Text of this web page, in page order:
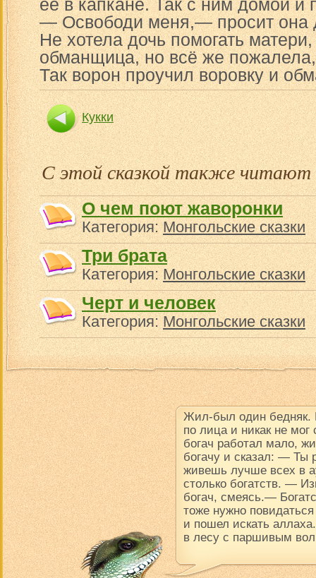
её в капкане. Так с ним домой и
— Освободи меня,— просит она
Не хотела дочь помогать
обманщица, но всё же
Так ворон проучил воровку и
Кукки
С этой сказкой также читают
О чем поют жаворонки
Категория:Монгольские сказки
Три брата
Категория:Монгольские сказки
Черт и человек
Категория:Монгольские сказки
Жил-был один бедняк.
по лица и никак не
богач работал мало,
богачу и сказал: — Ты
живешь лучше всех в
столько богатств. —
богач, смеясь.—
тоже нужно
и пошел искать
в лесу с паршивым